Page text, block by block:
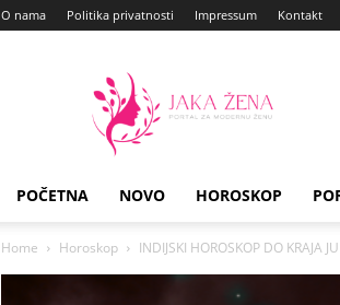
O nama Politika privatnosti Impressum Kontakt
Zena
POČETNA NOVO HOROSKOP
Home Horoskop INDIJSKI HOROSKOP DO